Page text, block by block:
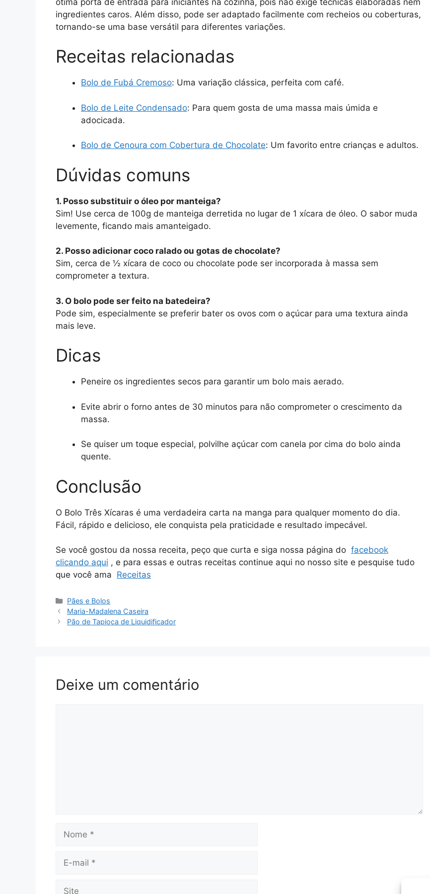
ingredientes caros. Além disso, pode ser adaptado facilmente com recheios ou coberturas,
tornando-se uma base versátil para diferentes variações.
Receitas relacionadas
Bolo de Fubá Cremoso: Uma variação clássica, perfeita com café.
Bolo de Leite Condensado: Para quem gosta de uma massa mais úmida e
adocicada.
Bolo de Cenoura com Cobertura de Chocolate: Um favorito entre crianças e adultos.
Dúvidas comuns
1. Posso substituir o óleo por manteiga?
Sim! Use cerca de 100g de manteiga derretida no lugar de 1 xícara de óleo. O sabor muda
levemente, ficando mais amanteigado.
2. Posso adicionar coco ralado ou gotas de chocolate?
Sim, cerca de ½ xícara de coco ou chocolate pode ser incorporada à massa sem
comprometer a textura.
3. O bolo pode ser feito na batedeira?
Pode sim, especialmente se preferir bater os ovos com o açúcar para uma textura ainda
mais leve.
Dicas
Peneire os ingredientes secos para garantir um bolo mais aerado.
Evite abrir o forno antes de 30 minutos para não comprometer o crescimento da
massa.
Se quiser um toque especial, polvilhe açúcar com canela por cima do bolo ainda
quente.
Conclusão
O Bolo Três Xícaras é uma verdadeira carta na manga para qualquer momento do dia.
Fácil, rápido e delicioso, ele conquista pela praticidade e resultado impecável.
Se você gostou da nossa receita, peço que curta e siga nossa página do facebook
clicando aqui , e para essas e outras receitas continue aqui no nosso site e pesquise tudo
que você ama Receitas
Categorias
Pães e Bolos
Maria-Madalena Caseira
Pão de Tapioca de Liquidificador
Deixe um comentário
Nome
Site